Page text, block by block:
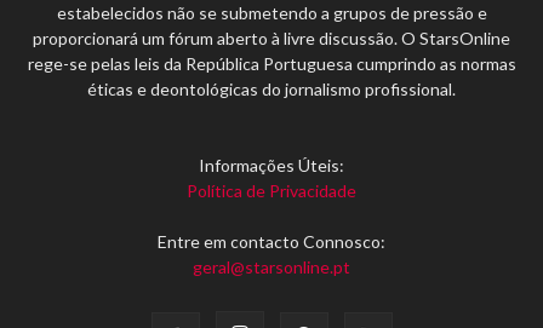
estabelecidos não se submetendo a grupos de pressão e
proporcionará um fórum aberto à livre discussão. O StarsOnline
rege-se pelas leis da República Portuguesa cumprindo as normas
éticas e deontológicas do jornalismo profissional.
Informações Úteis:
Política de Privacidade
Entre em contacto Connosco:
geral@starsonline.pt